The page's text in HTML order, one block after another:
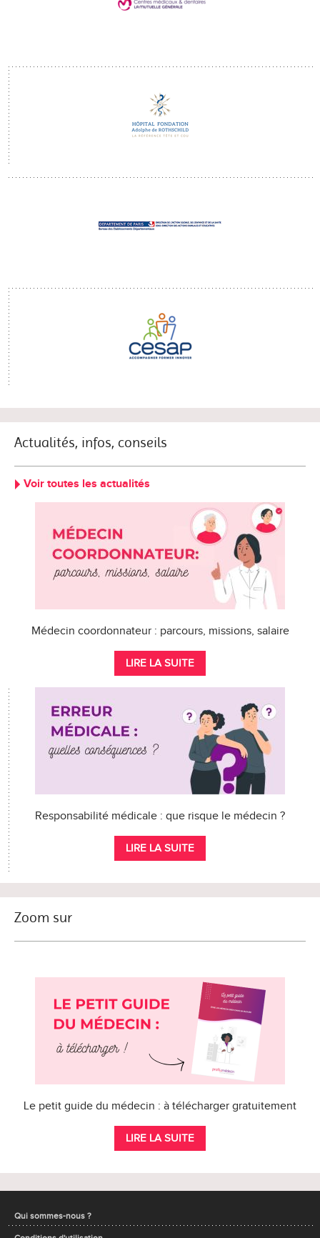
Actualités, infos, conseils
Voir toutes les actualités
Médecin coordonnateur : parcours, missions, salaire
LIRE LA SUITE
Responsabilité médicale : que risque le médecin ?
LIRE LA SUITE
Zoom sur
Le petit guide du médecin : à télécharger gratuitement
LIRE LA SUITE
Qui sommes-nous ?